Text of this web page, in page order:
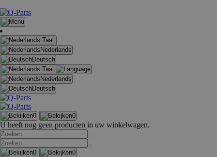
Taal
Nederlands
Deutsch
Taal
Nederlands
Deutsch
0 0
U heeft nog geen producten in uw winkelwagen.
0 0